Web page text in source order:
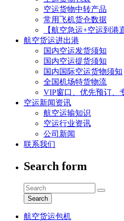
空运货物中转产品
常用飞机货仓数据
【航空急运+空运到
航空货运进出港
国内空运发货须知
国内空运提货须知
国内国际空运货物须知
全国机场特货物流
VIP窗口、优先预订、
空运新闻资讯
航空运输知识
空运行业资讯
公司新闻
联系我们
Search form
Search
航空货运包机